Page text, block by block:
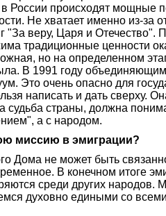
в России происходят мощные
Не хватает именно из-за
"За веру, Царя и Отечество".
традиционные ценности
но на определенном
В 1991 году
Это очень опасно для
написать и дать сверху.
судьба страны, должна
а с народом.
миссию в эмиграции?
Дома не может быть
В конечном итоге
среди других народов.
духовно едиными со